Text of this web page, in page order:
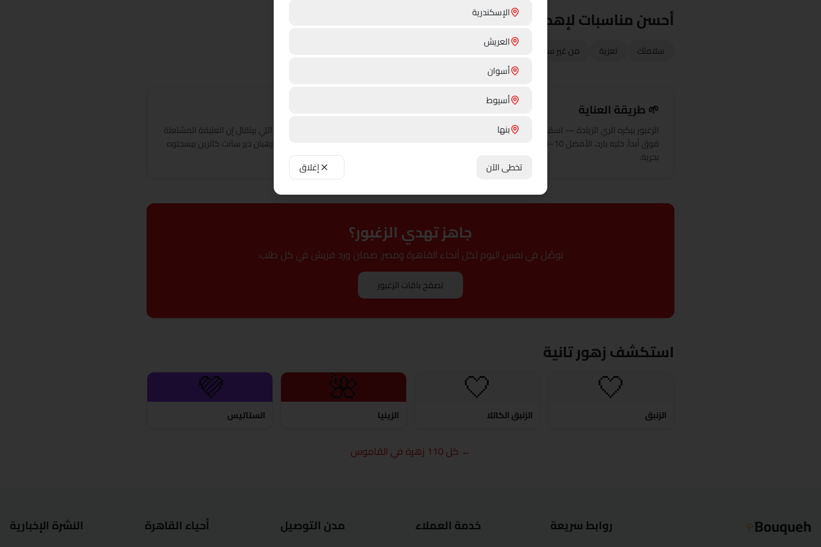
أحسن مناسبات لإهدائها
سلامتك تعزية من غير سبب شكراً
🌱 طريقة العناية
الزغبور بيكره الري الزيادة — اسقيه من الطبق اللي تحت، مش من
بحرية.
زغبور سيناء بيزهر في نفس الوديان اللي بيتقال إن العليقة المشتعلة
في الكتاب المقدس كانت فيها — رهبان دير سانت كاترين بيسجلوه
من القرن السادس.
جاهز تهدي الزغبور؟
نوصّل في نفس اليوم لكل أنحاء القاهرة ومصر. ضمان ورد فريش في كل طلب.
تصفح باقات الزغبور
استكشف زهور تانية
🤍
الزنبق
🤍
الزنبق الكاللا
🌺
الزينيا
💜
الستاتيس
← كل 110 زهرة في القاموس
Bouqueh
🌹
روابط سريعة خدمة العملاء مدن التوصيل أحياء القاهرة النشرة الإخبارية
الإسكندرية
العريش
أسوان
أسيوط
بنها
الإسماعيلية
كفر الشيخ
تخطى الآن إغلاق